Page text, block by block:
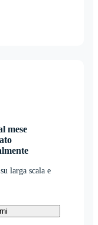
mese
larga scala e